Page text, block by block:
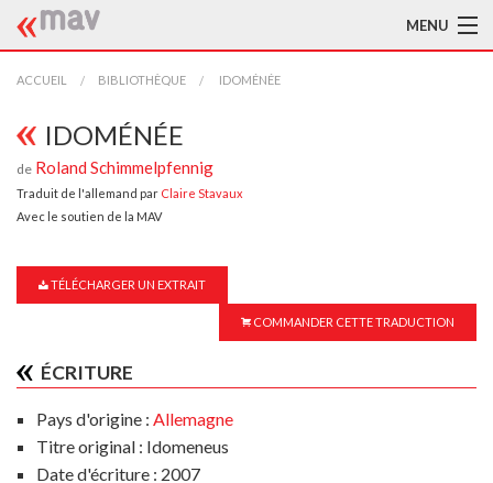
MENU
ACCUEIL
BIBLIOTHÈQUE
TRADUCTEURS
AIDE À LA TRADUCTION
À L'AFFICHE
ACCUEIL BIBLIOTHÈQUE IDOMÉNÉE
IDOMÉNÉE
de Roland Schimmelpfennig
Traduit de l'allemand par Claire Stavaux
Avec le soutien de la MAV
TÉLÉCHARGER UN EXTRAIT
COMMANDER CETTE TRADUCTION
ÉCRITURE
Pays d'origine : Allemagne
Titre original : Idomeneus
Date d'écriture : 2007